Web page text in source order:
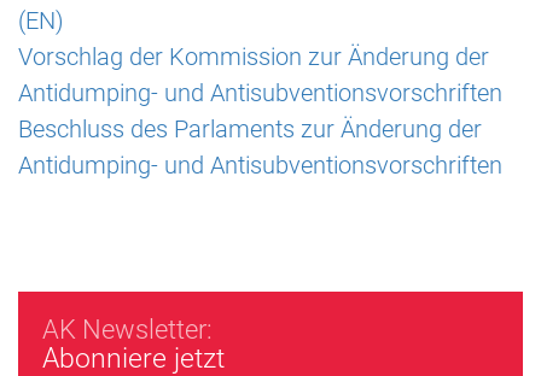
(EN)
Vorschlag der Kommission zur Änderung der
Antidumping- und Antisubventionsvorschriften
Beschluss des Parlaments zur Änderung der
Antidumping- und Antisubventionsvorschriften
AK Newsletter:
Abonniere jetzt